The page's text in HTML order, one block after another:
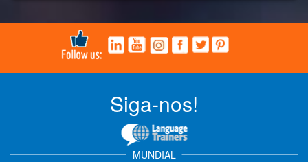
Siga-nos!
MUNDIAL